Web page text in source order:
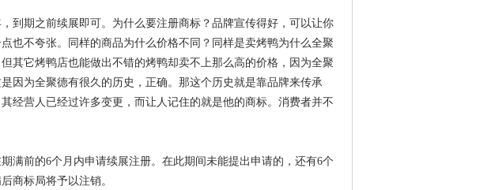
到期之前续展即可。为什么要注册商标？品牌宣传得好，可以让你
也不夸张。同样的商品为什么价格不同？同样是卖烤鸭为什么全聚
其它烤鸭店也能做出不错的烤鸭却卖不上那么高的价格，因为全聚
因为全聚德有很久的历史，正确。那这个历史就是靠品牌来传承
经营人已经过许多变更，而让人记住的就是他的商标。消费者并不
满前的6个月内申请续展注册。在此期间未能提出申请的，还有6个
商标局将予以注销。